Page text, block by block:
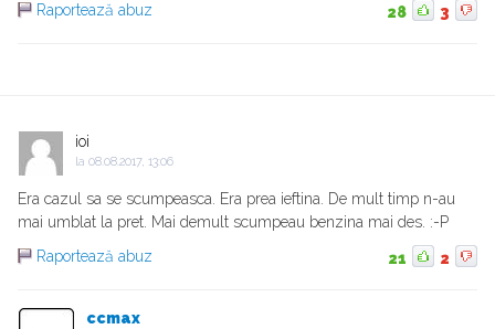
Raportează abuz
28 3
ioi
la 08.08.2017, 13:06
Era cazul sa se scumpeasca. Era prea ieftina. De mult timp n-au
mai umblat la pret. Mai demult scumpeau benzina mai des. :-P
Raportează abuz
21 2
ccmax